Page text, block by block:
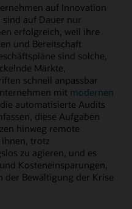
auf Innovation
auf Dauer nur
erfolgreich, weil ihre
und Bereitschaft
sind solche,
Märkte,
schnell anpassbar
mit modernen
, die automatisierte Audits
diese Aufgaben
hinweg remote
trotz
zu agieren, und es
Kosteneinsparungen,
der Bewältigung der Krise